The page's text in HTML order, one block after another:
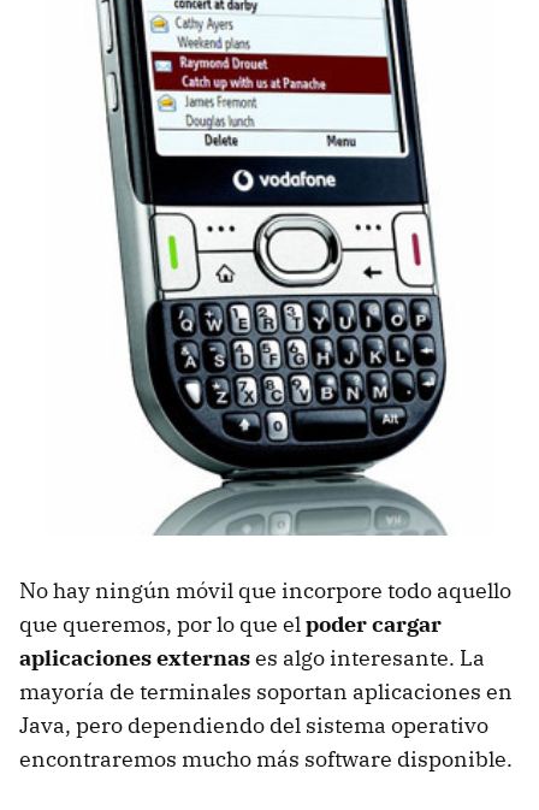
No hay ningún móvil que incorpore todo aquello
que queremos, por lo que elpoder cargar
aplicaciones externases algo interesante. La
mayoría de terminales soportan aplicaciones en
Java, pero dependiendo del sistema operativo
encontraremos mucho más software disponible.